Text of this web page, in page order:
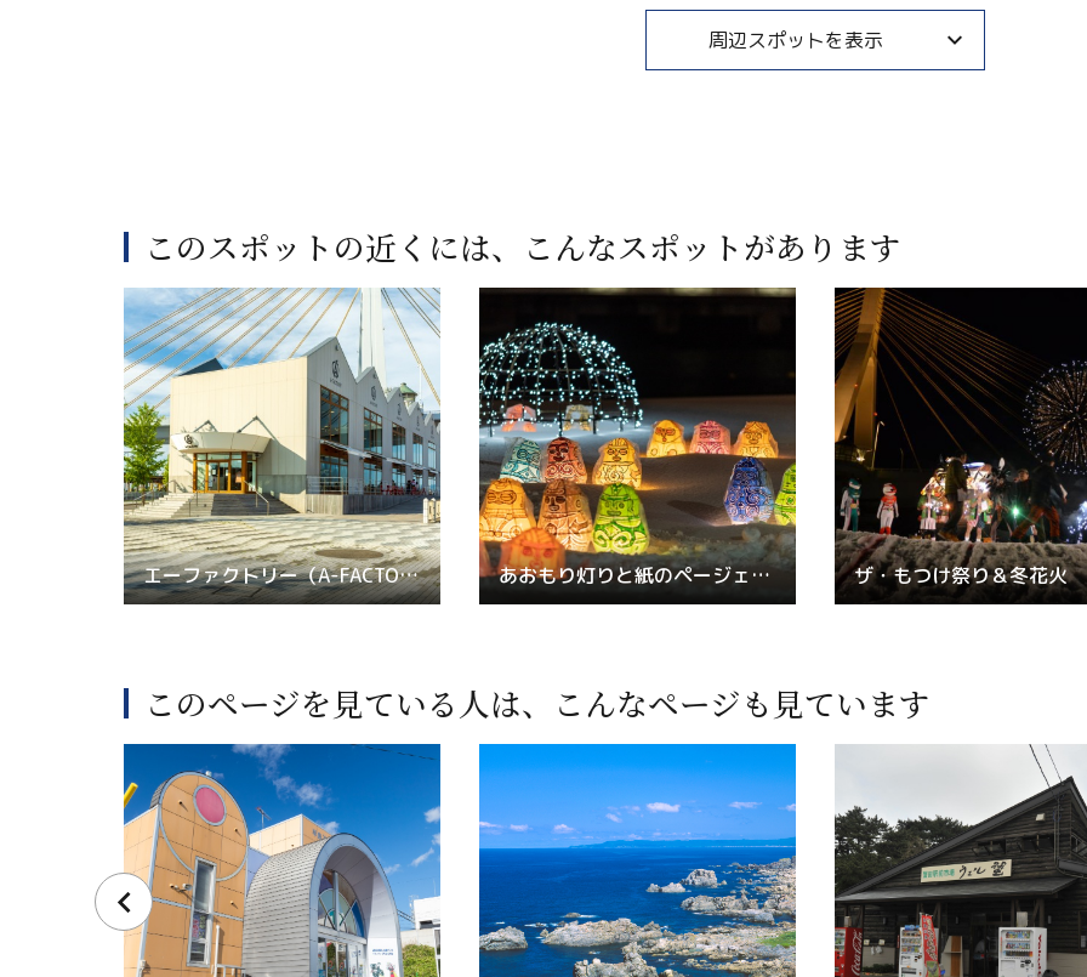
周辺スポットを表示
このスポットの近くには、 こんなスポットがあります
エーファクトリー（A-FACTORY） あおもり灯りと紙のページェント ザ・もつけ祭り＆冬花火
このページを見ている人は、 こんなページも見ています